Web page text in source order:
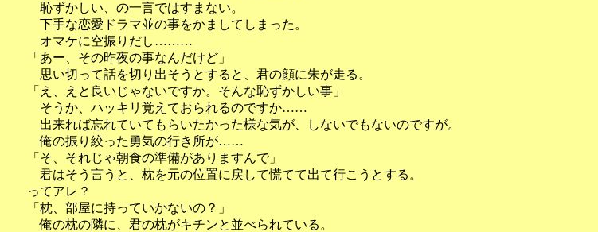
恥ずかしい、の一言ではすまない。
下手な恋愛ドラマ並の事をかましてしまった。
オマケに空振りだし………
「あー、その昨夜の事なんだけど」
思い切って話を切り出そうとすると、君の顔に朱が走る。
「え、えと良いじゃないですか。そんな恥ずかしい事」
そうか、ハッキリ覚えておられるのですか……
出来れば忘れていてもらいたかった様な気が、しないでもないのですが。
俺の振り絞った勇気の行き所が……
「そ、それじゃ朝食の準備がありますんで」
君はそう言うと、枕を元の位置に戻して慌てて出て行こうとする。
ってアレ？
「枕、部屋に持っていかないの？」
俺の枕の隣に、君の枕がキチンと並べられている。